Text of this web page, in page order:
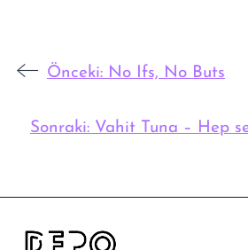
Önceki: No Ifs, No Buts
Sonraki: Vahit Tuna – Hep